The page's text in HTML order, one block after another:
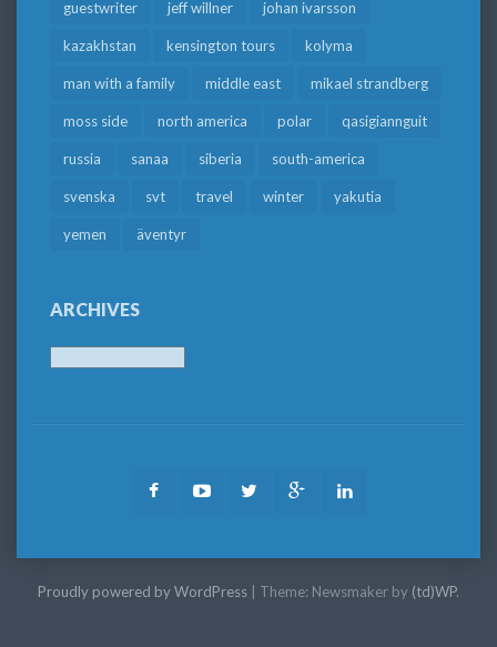
guestwriter jeff willner johan ivarsson
kazakhstan kensington tours kolyma
man with a family middle east mikael strandberg
moss side north america polar qasigiannguit
russia sanaa siberia south-america
svenska svt travel winter yakutia
yemen äventyr
ARCHIVES
FacebookYoutubeTwitter Google
Proudly powered by WordPress Theme: Newsmaker by (td)WP.